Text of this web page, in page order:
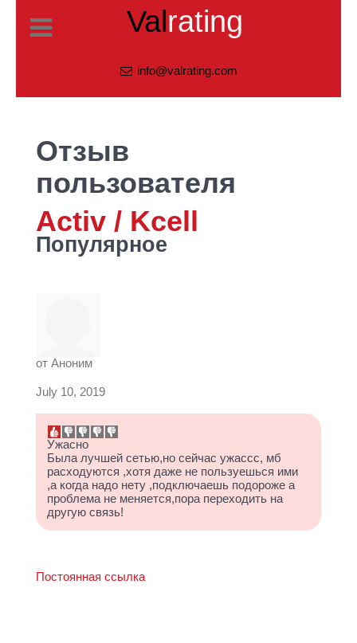
Valrating
info@valrating.com
Отзыв
пользователя
Activ / Kcell
Популярное
от Аноним
July 10, 2019
Ужасно
Была лучшей сетью,но сейчас ужассс, мб
расходуются ,хотя даже не пользуешься ими
,а когда надо нету ,подключаешь подороже а
проблема не меняется,пора переходить на
другую связь!
Постоянная ссылка